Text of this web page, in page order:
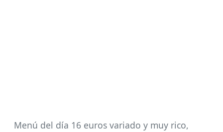
Menú del día 16 euros variado y muy rico,